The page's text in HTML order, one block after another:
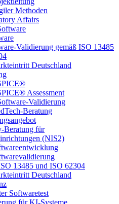
Methoden
Affairs
Validierung gemäß ISO 13485
Deutschland
Assessment
Validierung
Beratung
Beratung für
(NIS2)
13485 und ISO 62304
Deutschland
Softwaretest
für KI-Systeme